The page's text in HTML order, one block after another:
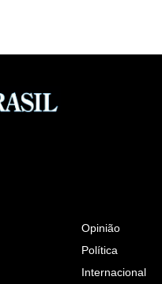
Opinião
Política
Internacional